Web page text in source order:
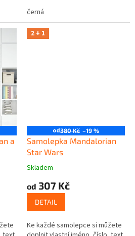
černá
a
2 + 1
od380 Kč –19 %
Samolepka Mandalorian
Star Wars
Skladem
od 307 Kč
DETAIL
Ke každé samolepce si můžete